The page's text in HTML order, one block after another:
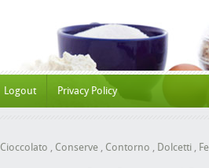
Logout Privacy Policy
Cioccolato , Conserve , Contorno , Dolcetti ,